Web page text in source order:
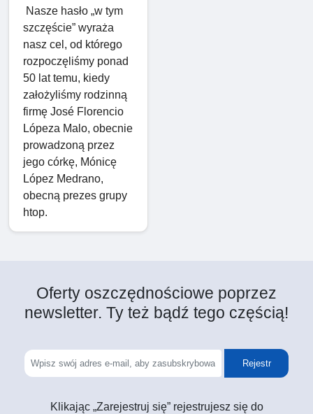
Nasze hasło „w tym
szczęście” wyraża
nasz cel, od którego
rozpoczęliśmy ponad
50 lat temu, kiedy
założyliśmy rodzinną
firmę José Florencio
Lópeza Malo, obecnie
prowadzoną przez
jego córkę, Mónicę
López Medrano,
obecną prezes grupy
htop.
Oferty oszczędnościowe poprzez
newsletter. Ty też bądź tego częścią!
Rejestr
Klikając „Zarejestruj się” rejestrujesz się do